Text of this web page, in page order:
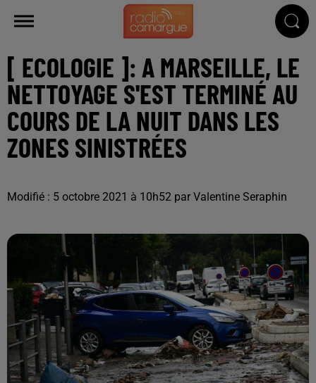
[ ECOLOGIE ]: A MARSEILLE, LE
NETTOYAGE S'EST TERMINÉ AU
COURS DE LA NUIT DANS LES
ZONES SINISTRÉES
Modifié : 5 octobre 2021 à 10h52 par Valentine Seraphin